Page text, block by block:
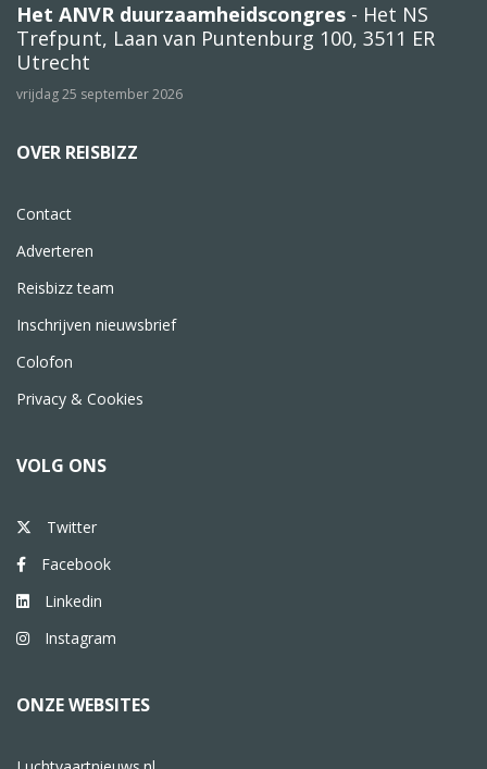
Het ANVR duurzaamheidscongres - Het NS
Trefpunt, Laan van Puntenburg 100, 3511 ER
Utrecht
vrijdag 25 september 2026
OVER REISBIZZ
Contact
Adverteren
Reisbizz team
Inschrijven nieuwsbrief
Colofon
Privacy & Cookies
VOLG ONS
Twitter
Facebook
Linkedin
Instagram
ONZE WEBSITES